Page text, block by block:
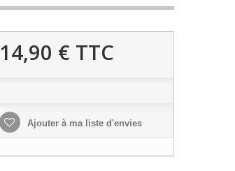
14,90 € TTC
Ajouter à ma liste d'envies